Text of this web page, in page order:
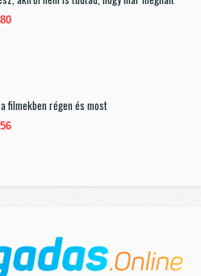
filmekben régen és most